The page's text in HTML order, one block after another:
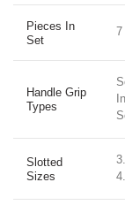
Pieces In
Set
7
Handle Grip
Types
Slotted
Sizes